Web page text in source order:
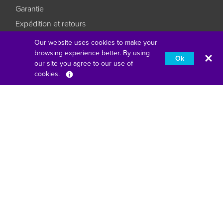
Garantie
Expédition et retours
Plan du site
Our website uses cookies to make your
browsing experience better. By using
our site you agree to our use of
cookies.
Ok